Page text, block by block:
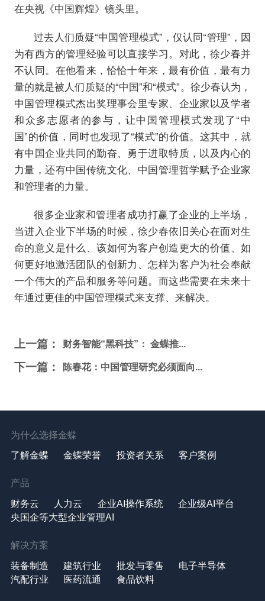
在央视《中国辉煌》镜头里。
过去人们质疑“中国管理模式”，仅认同“管理”，因
为有西方的管理经验可以直接学习。对此，徐少春并
不认同。在他看来，恰恰十年来，最有价值，最有力
量的就是被人们质疑的“中国”和“模式”。徐少春认为，
中国管理模式杰出奖理事会里专家、企业家以及学者
和众多志愿者的参与，让中国管理模式发现了“中
国”的价值，同时也发现了“模式”的价值。这其中，就
有中国企业共同的勤奋、勇于进取特质，以及内心的
力量，还有中国传统文化、中国管理哲学赋予企业家
和管理者的力量。
很多企业家和管理者成功打赢了企业的上半场，
当进入企业下半场的时候，徐少春依旧关心在面对生
命的意义是什么、该如何为客户创造更大的价值、如
何更好地激活团队的创新力、怎样为客户为社会奉献
一个伟大的产品和服务等问题。而这些需要在未来十
年通过更佳的中国管理模式来支撑、来解决。
上一篇： 财务智能“黑科技”： 金蝶推...
下一篇： 陈春花：中国管理研究必须面向...
为什么选择金蝶
了解金蝶 金蝶荣誉 投资者关系 客户案例
产品
财务云 人力云 企业AI操作系统
企业级AI平台
央国企等大型企业管理AI
解决方案
装备制造 建筑行业 批发与零售
电子半导体
汽配行业
医药流通 食品饮料